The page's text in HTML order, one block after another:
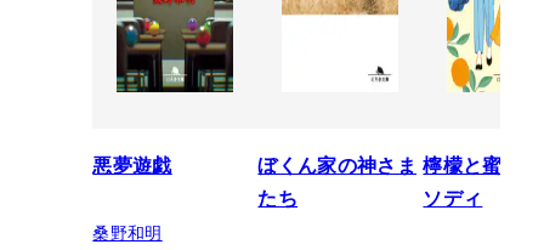
悪夢遊戯
桑野和明
ぼくん家の神さま
たち
檸檬と蜜柑
ソディ